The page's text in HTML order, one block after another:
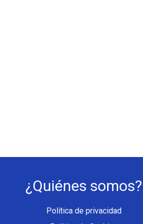
¿Quiénes somos?
Política de privacidad